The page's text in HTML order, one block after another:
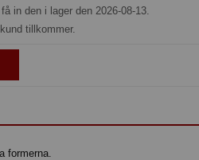
in den i lager den 2026-08-13.
tillkommer.
formerna.